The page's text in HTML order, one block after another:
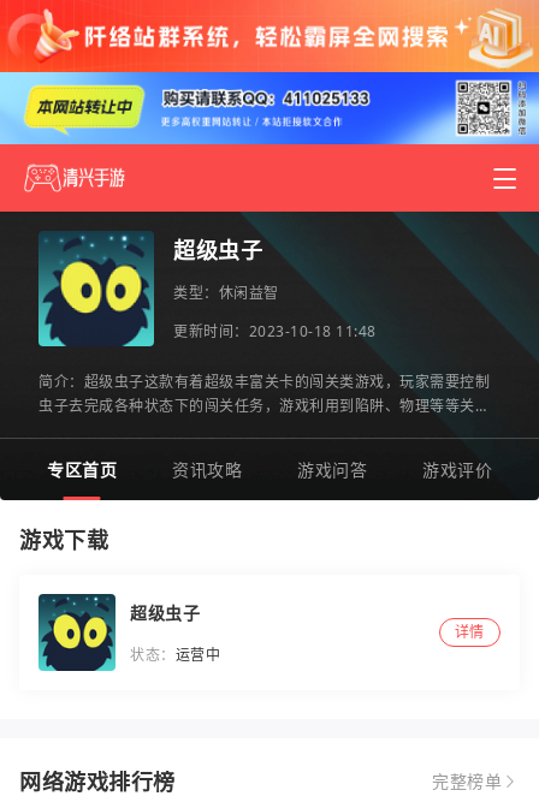
超级虫子
类型： 休闲益智
更新时间：2023-10-18 11:48
简介：超级虫子这款有着超级丰富关卡的闯关类游戏，玩家需要控制
虫子去完成各种状态下的闯关任务，游戏利用到陷阱、物理等等关卡
专区首页 资讯攻略 游戏问答 游戏评价
游戏下载
超级虫子
状态： 运营中
详情
网络游戏排行榜 完整榜单